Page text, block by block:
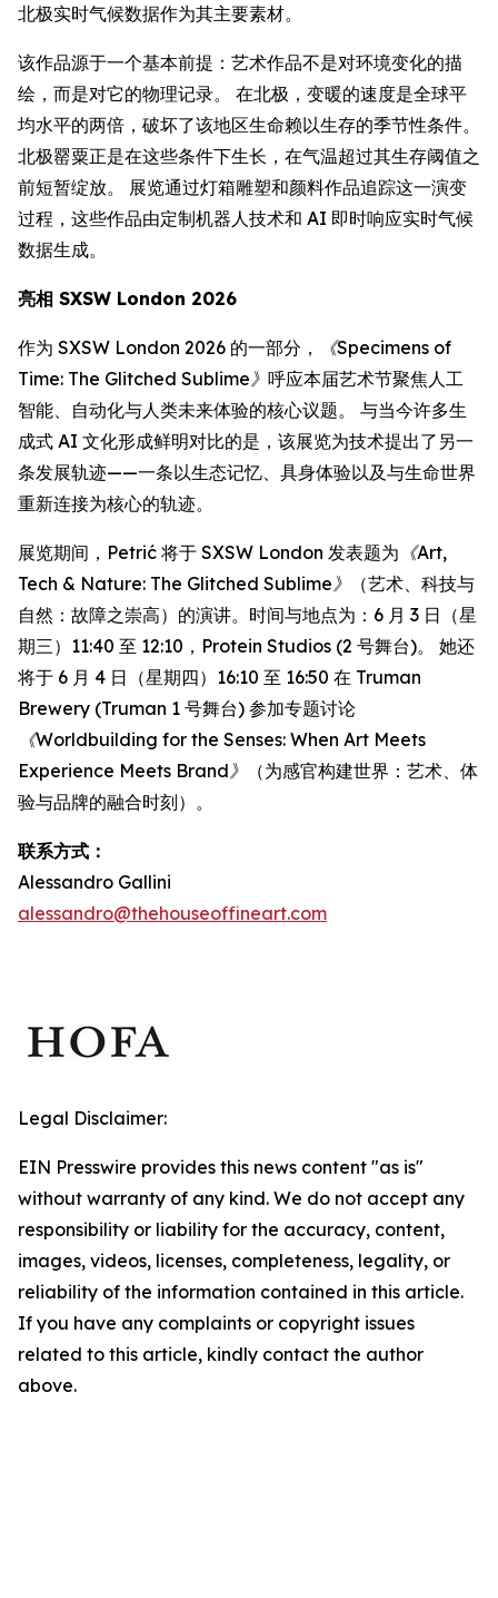
北极实时气候数据作为其主要素材。
该作品源于一个基本前提：艺术作品不是对环境变化的描
绘，而是对它的物理记录。 在北极，变暖的速度是全球平
均水平的两倍，破坏了该地区生命赖以生存的季节性条件。
北极罂粟正是在这些条件下生长，在气温超过其生存阈值之
前短暂绽放。 展览通过灯箱雕塑和颜料作品追踪这一演变
过程，这些作品由定制机器人技术和 AI 即时响应实时气候
数据生成。
亮相 SXSW London 2026
作为 SXSW London 2026 的一部分，
《Specimens of
Time: The Glitched Sublime》 呼应本届艺术节聚焦人工
智能、自动化与人类未来体验的核心议题。 与当今许多生
成式 AI 文化形成鲜明对比的是，该展览为技术提出了另一
条发展轨迹——一条以生态记忆、具身体验以及与生命世界
重新连接为核心的轨迹。
展览期间，Petrić 将于 SXSW London 发表题为 《Art,
Tech & Nature: The Glitched Sublime》
（艺术、科技与
自然：故障之崇高）的演讲。时间与地点为：6 月 3 日（星
期三）11:40 至 12:10，Protein Studios (2 号舞台)。 她还
将于 6 月 4 日（星期四）16:10 至 16:50 在 Truman
Brewery (Truman 1 号舞台) 参加专题讨论
《Worldbuilding for the Senses: When Art Meets
Experience Meets Brand》
（为感官构建世界：艺术、体
验与品牌的融合时刻）。
联系方式：
Alessandro Gallini
alessandro@thehouseoffineart.com
Legal Disclaimer:
EIN Presswire provides this news content "as is"
without warranty of any kind. We do not accept any
responsibility or liability for the accuracy, content,
images, videos, licenses, completeness, legality, or
reliability of the information contained in this article.
If you have any complaints or copyright issues
related to this article, kindly contact the author
above.